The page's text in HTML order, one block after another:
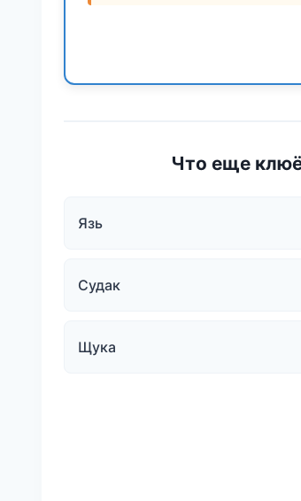
Что еще
Язь
Судак
Щука